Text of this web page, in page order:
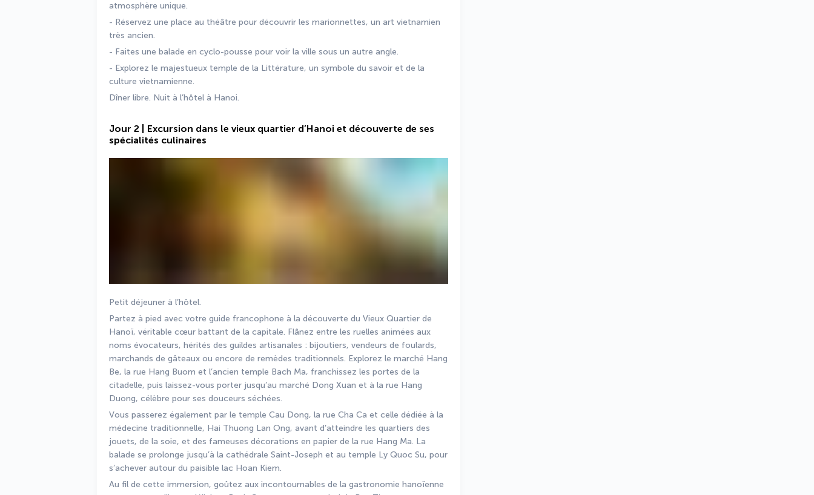
atmosphère unique.
- Réservez une place au théâtre pour découvrir les marionnettes, un art vietnamien
très ancien.
- Faites une balade en cyclo-pousse pour voir la ville sous un autre angle.
- Explorez le majestueux temple de la Littérature, un symbole du savoir et de la
culture vietnamienne.
Dîner libre. Nuit à l’hôtel à Hanoi.
Jour 2 | Excursion dans le vieux quartier d’Hanoi et découverte de ses
spécialités culinaires
Petit déjeuner à l’hôtel.
Partez à pied avec votre guide francophone à la découverte du Vieux Quartier de
Hanoï, véritable cœur battant de la capitale. Flânez entre les ruelles animées aux
noms évocateurs, hérités des guildes artisanales : bijoutiers, vendeurs de foulards,
marchands de gâteaux ou encore de remèdes traditionnels. Explorez le marché Hang
Be, la rue Hang Buom et l’ancien temple Bach Ma, franchissez les portes de la
citadelle, puis laissez-vous porter jusqu’au marché Dong Xuan et à la rue Hang
Duong, célèbre pour ses douceurs séchées.
Vous passerez également par le temple Cau Dong, la rue Cha Ca et celle dédiée à la
médecine traditionnelle, Hai Thuong Lan Ong, avant d’atteindre les quartiers des
jouets, de la soie, et des fameuses décorations en papier de la rue Hang Ma. La
balade se prolonge jusqu’à la cathédrale Saint-Joseph et au temple Ly Quoc Su, pour
s’achever autour du paisible lac Hoan Kiem.
Au fil de cette immersion, goûtez aux incontournables de la gastronomie hanoïenne